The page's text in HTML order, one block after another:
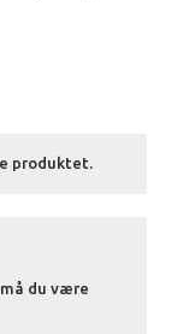
utenfor
Sodium Palm
du være
produktet.